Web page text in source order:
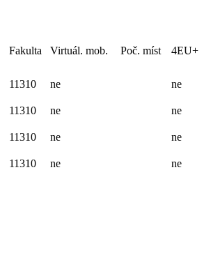
Fakulta Virtuál. mob. Poč. míst 4EU+
11310 ne ne
11310 ne ne
11310 ne ne
11310 ne ne